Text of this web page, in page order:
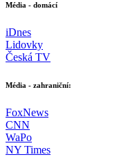
Média - domácí
iDnes
Lidovky
Česká TV
Média - zahraniční:
FoxNews
CNN
WaPo
NY Times